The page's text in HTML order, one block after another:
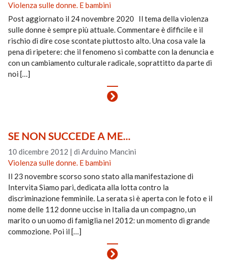
Violenza sulle donne. E bambini
Post aggiornato il 24 novembre 2020 Il tema della violenza
sulle donne è sempre più attuale. Commentare è difficile e il
rischio di dire cose scontate piuttosto alto. Una cosa vale la
pena di ripetere: che il fenomeno si combatte con la denuncia e
con un cambiamento culturale radicale, soprattitto da parte di
noi […]
SE NON SUCCEDE A ME...
10 dicembre 2012 |di Arduino Mancini
Violenza sulle donne. E bambini
Il 23 novembre scorso sono stato alla manifestazione di
Intervita Siamo pari, dedicata alla lotta contro la
discriminazione femminile. La serata si è aperta con le foto e il
nome delle 112 donne uccise in Italia da un compagno, un
marito o un uomo di famiglia nel 2012: un momento di grande
commozione. Poi il […]